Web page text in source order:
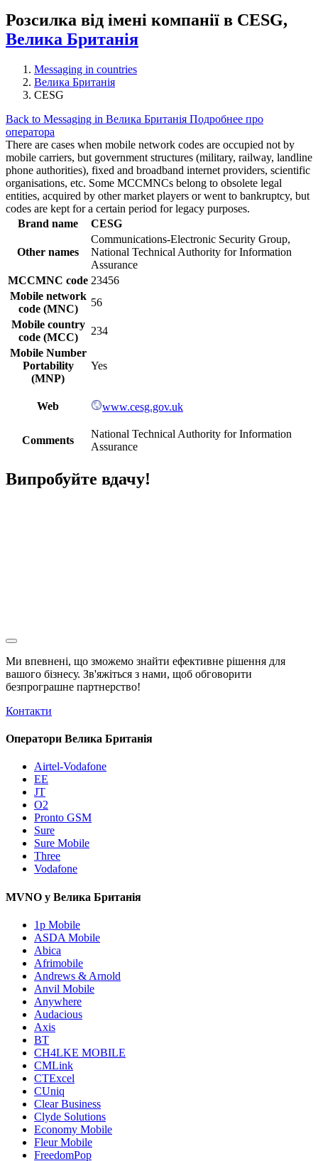
Розсилка від імені компанії в CESG,
Велика Британія
Messaging in countries
Велика Британія
CESG
Back to Messaging in Велика Британія Подробнее про
оператора
There are cases when mobile network codes are occupied not by
mobile carriers, but government structures (military, railway, landline
phone authorities), fixed and broadband internet providers, scientific
organisations, etc. Some MCCMNCs belong to obsolete legal
entities, acquired by other market players or went to bankruptcy, but
codes are kept for a certain period for legacy purposes.
Brand name
CESG
Other names
Communications-Electronic Security Group,
National Technical Authority for Information
Assurance
MCCMNC code 23456
Mobile network
code (MNC)
56
Mobile country
code (MCC)
234
Mobile Number
Portability
(MNP)
Yes
Web www.cesg.gov.uk
Comments
National Technical Authority for Information
Assurance
Випробуйте вдачу!
Ми впевнені, що зможемо знайти ефективне рішення для
вашого бізнесу. Зв'яжіться з нами, щоб обговорити
безпрограшне партнерство!
Контакти
Оператори Велика Британія
Airtel-Vodafone
EE
JT
O2
Pronto GSM
Sure
Sure Mobile
Three
Vodafone
MVNO у Велика Британія
1p Mobile
ASDA Mobile
Abica
Afrimobile
Andrews & Arnold
Anvil Mobile
Anywhere
Audacious
Axis
BT
CH4LKE MOBILE
CMLink
CTExcel
CUniq
Clear Business
Clyde Solutions
Economy Mobile
Fleur Mobile
FreedomPop